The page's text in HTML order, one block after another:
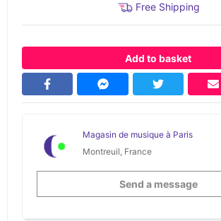
Free Shipping
Add to basket
Magasin de musique à Paris
Montreuil, France
Send a message